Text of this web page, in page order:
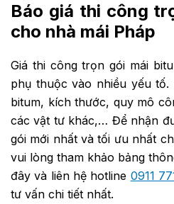
Báo giá thi công
cho nhà mái Pháp
Giá thi công trọn gói mái
phụ thuộc vào nhiều yếu tố.
bitum, kích thước, quy mô
các vật tư khác,… Để nhận
gói mới nhất và tối ưu nhất
vui lòng tham khảo bảng
đây và liên hệ hotline 0911
tư vấn chi tiết nhất.